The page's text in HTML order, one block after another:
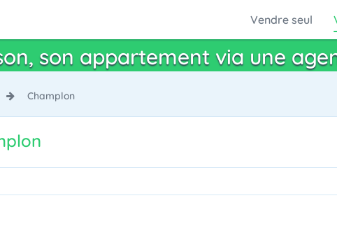
Vendre seul
son appartement via une
Champlon